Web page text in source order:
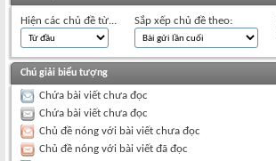
Hiện các chủ đề từ... Sắp xếp chủ đề theo:
Chú giải biểu tượng
Chứa bài viết chưa đọc
Chứa bài viết chưa đọc
Chủ đề nóng với bài viết chưa đọc
Chủ đề nóng với bài viết đã đọc